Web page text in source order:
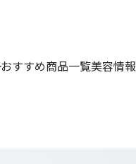
おすすめ商品一覧美容情報